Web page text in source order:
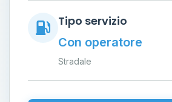
Tipo servizio
Con operatore
Stradale